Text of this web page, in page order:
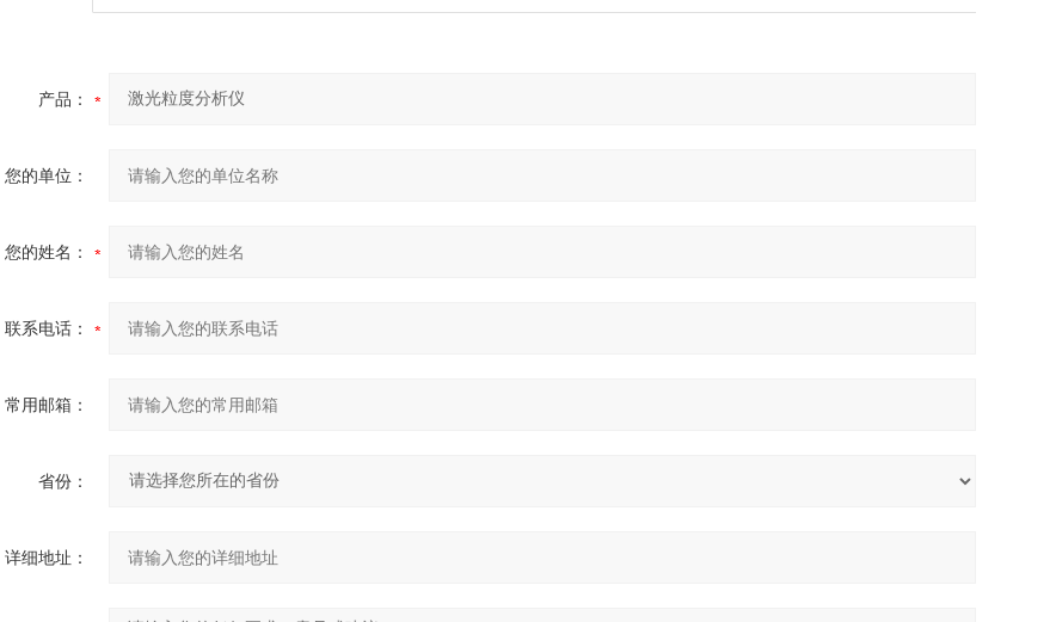
产品：
您的单位：
您的姓名：
联系电话：
常用邮箱：
省份：
详细地址：